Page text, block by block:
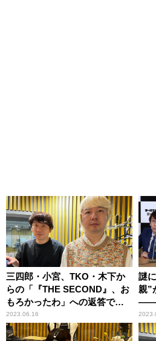
三四郎・小宮、TKO・木下か
らの「『THE SECOND』、お
もろかったわ」への返答でミ
スる
2023.06.16
謎
親”
――
イ
場！